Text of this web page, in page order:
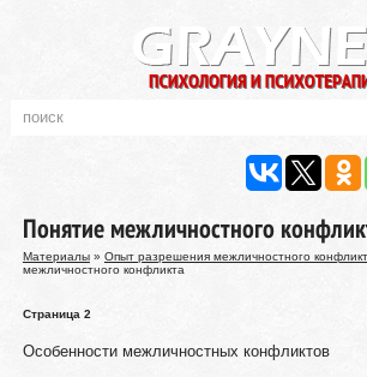
Понятие межличностного
Материалы» Опыт разрешения межличностного
межличностного конфликта
Страница 2
Особенности межличностных конфликтов